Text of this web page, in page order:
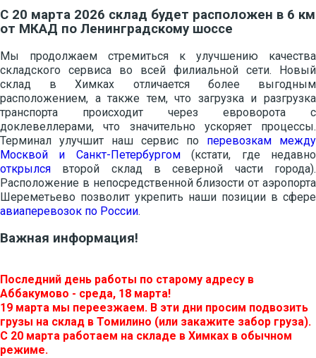
С 20 марта 2026 склад будет расположен в 6 км
от МКАД по Ленинградскому шоссе
Мы продолжаем стремиться к улучшению качества
складского сервиса во всей филиальной сети. Новый
склад в Химках отличается более выгодным
расположением, а также тем, что загрузка и разгрузка
транспорта происходит через евроворота с
доклевеллерами, что значительно ускоряет процессы.
Терминал улучшит наш сервис по перевозкам между
Москвой и Санкт-Петербургом(кстати, где недавно
открылся второй склад в северной части города).
Расположение в непосредственной близости от аэропорта
Шереметьево позволит укрепить наши позиции в сфере
авиаперевозок по России.
Важная информация!
Последний день работы по старому адресу в
Аббакумово - среда, 18 марта!
19 марта мы переезжаем. В эти дни просим подвозить
грузы на склад в Томилино (или закажите забор груза).
С 20 марта работаем на складе в Химках в обычном
режиме.